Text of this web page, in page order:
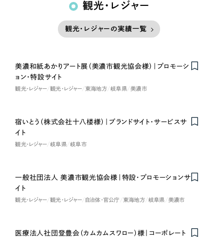
観光・レジャー
観光・レジャーの実績一覧
美濃和紙あかりアート展（美濃市観光協会様）｜プロモーシ
ョン・特設サイト
観光・レジャー 観光・レジャー 東海地方 岐阜県 美濃市
Nominee
宿いとう（株式会社十八楼様）｜ブランドサイト・サービスサ
イト
観光・レジャー 岐阜県 岐阜市
一般社団法人 美濃市観光協会様｜特設・プロモーションサ
イト
観光・レジャー 観光・レジャー 自治体・官公庁 東海地方 岐阜県 美濃市
医療法人社団登豊会（カムカムスワロー）様｜コーポレート